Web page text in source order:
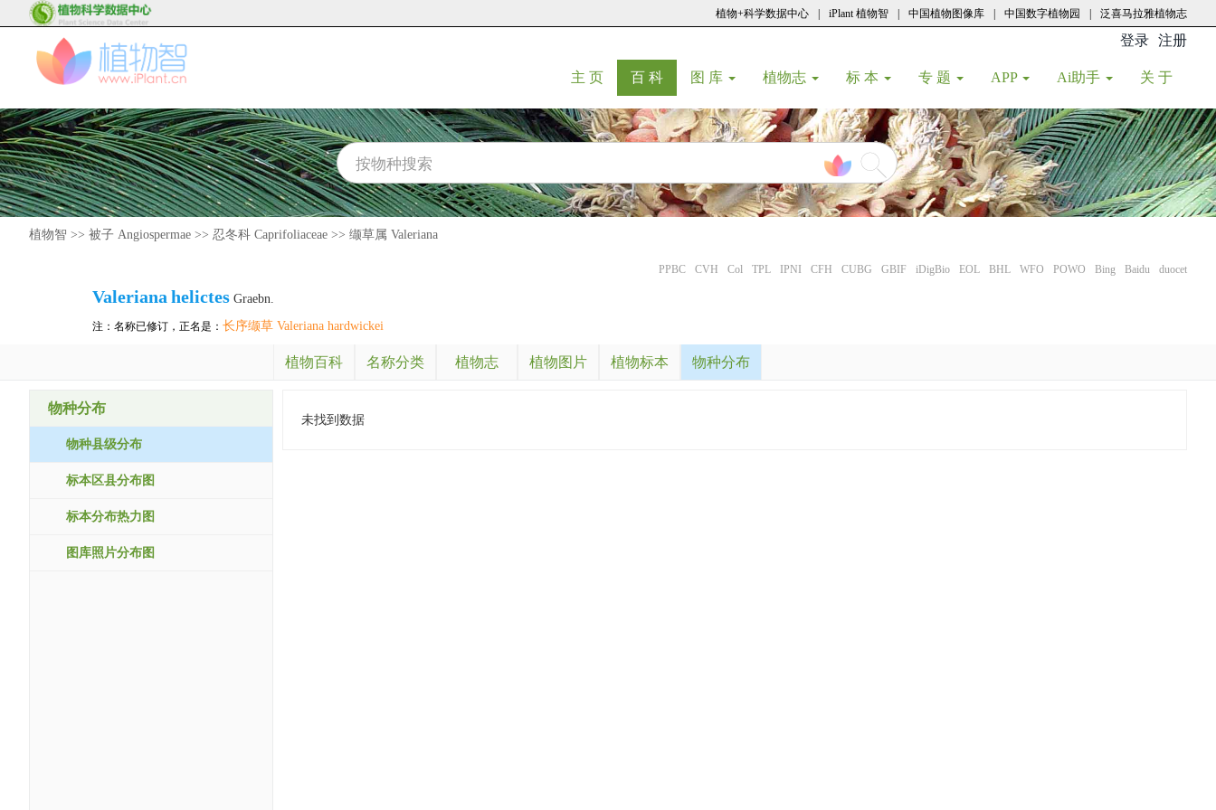
植物+科学数据中心 iPlant 植物智 中国植物图像库 中国数字植物园 泛喜马拉雅植物志
登录 注册
主 页(current)
百 科(current)
图 库 植物志 标 本 专 题 APP Ai助手 关 于
植物智 >> 被子 Angiospermae >> 忍冬科 Caprifoliaceae >> 缬草属 Valeriana
PPBC CVH Col TPL IPNI CFH CUBG GBIF iDigBio EOL BHL WFO POWO Bing Baidu duocet
Valeriana helictes Graebn.
注：名称已修订，正名是： 长序缬草 Valeriana hardwickei
植物百科 名称分类 植物志 植物图片 植物标本 物种分布
物种分布
物种县级分布
标本区县分布图
标本分布热力图
图库照片分布图
未找到数据